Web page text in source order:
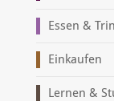
Essen &
Einkaufen
Lernen &